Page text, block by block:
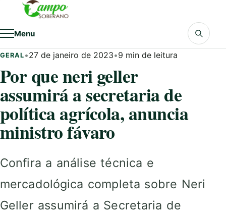
Pular para o conteúdo
Menu
GERAL •27 de janeiro de 2023•9 min de leitura
Por que neri geller
assumirá a secretaria de
política agrícola, anuncia
ministro fávaro
Confira a análise técnica e
mercadológica completa sobre Neri
Geller assumirá a Secretaria de